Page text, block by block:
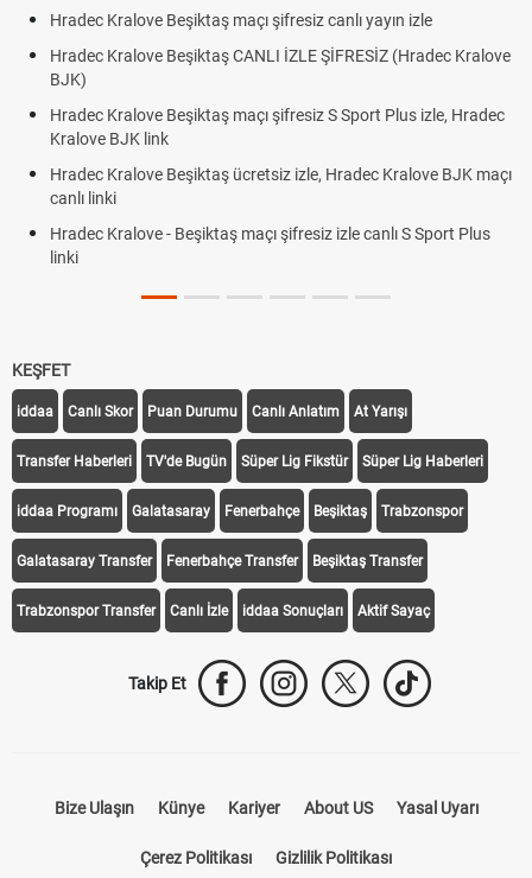
Hradec Kralove Beşiktaş maçı şifresiz canlı yayın izle
Hradec Kralove Beşiktaş CANLI İZLE ŞİFRESİZ (Hradec Kralove
BJK)
Hradec Kralove Beşiktaş maçı şifresiz S Sport Plus izle, Hradec
Kralove BJK link
Hradec Kralove Beşiktaş ücretsiz izle, Hradec Kralove BJK maçı
canlı linki
Hradec Kralove - Beşiktaş maçı şifresiz izle canlı S Sport Plus
linki
KEŞFET
iddaa Canlı Skor Puan Durumu Canlı Anlatım At Yarışı
Transfer Haberleri TV'de Bugün Süper Lig Fikstür Süper Lig Haberleri
iddaa Programı Galatasaray Fenerbahçe Beşiktaş Trabzonspor
Galatasaray Transfer Fenerbahçe Transfer Beşiktaş Transfer
Trabzonspor Transfer Canlı İzle iddaa Sonuçları Aktif Sayaç
Takip Et
Bize Ulaşın Künye Kariyer About US Yasal Uyarı
Çerez Politikası Gizlilik Politikası